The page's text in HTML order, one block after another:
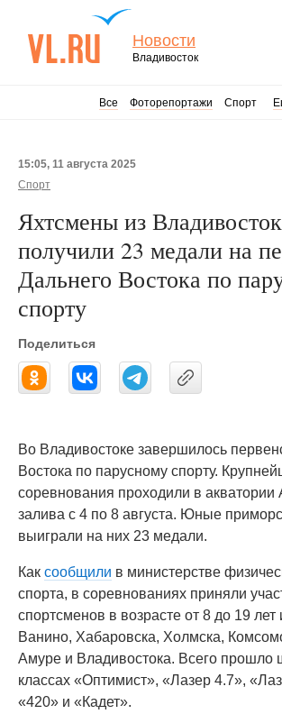
Новости
Владивосток
Все Фоторепортажи Спорт
15:05, 11 августа 2025
Спорт
Яхтсмены из
получили 23 медали на
Дальнего Востока по
спорту
Поделиться
Во Владивостоке завершилось
Востока по парусному спорту.
соревнования проходили в акватории
залива с 4 по 8 августа. Юные
выиграли на них 23 медали.
Как сообщили в министерстве
спорта, в соревнованиях приняли
спортсменов в возрасте от 8 до 19 лет
Ванино, Хабаровска, Холмска,
Амуре и Владивостока. Всего прошло
классах «Оптимист», «Лазер 4.7»,
«420» и «Кадет».